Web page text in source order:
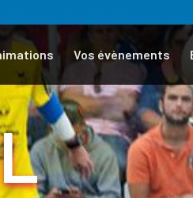
Vos évènements